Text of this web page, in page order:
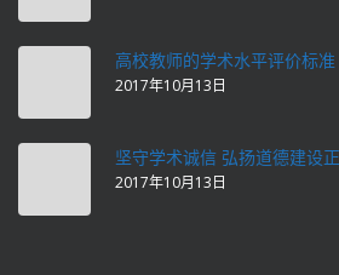
高校教师的学术水平评价标准
2017年10月13日
坚守学术诚信 弘扬道德建设
2017年10月13日